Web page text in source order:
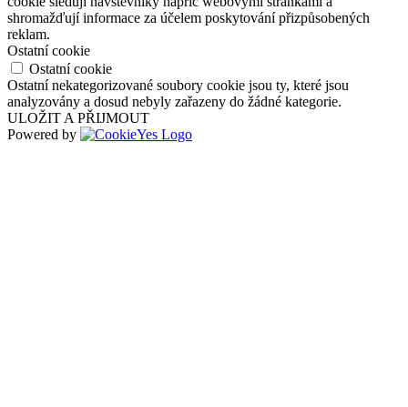
shromažďují informace za účelem poskytování přizpůsobených
reklam.
Ostatní cookie
Ostatní cookie
Ostatní nekategorizované soubory cookie jsou ty, které jsou
analyzovány a dosud nebyly zařazeny do žádné kategorie.
ULOŽIT A PŘIJMOUT
Powered by